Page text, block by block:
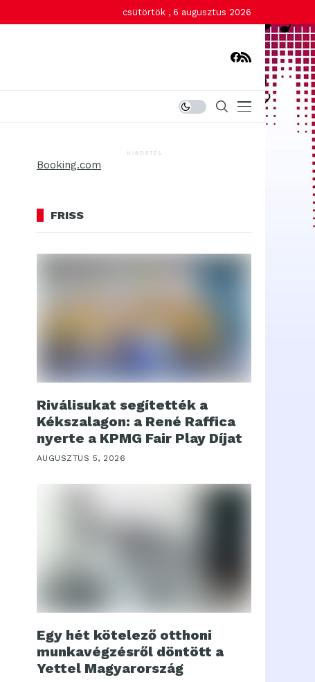
csütörtök , 6 augusztus 2026
HIRDETÉS
Booking.com
FRISS
Riválisukat segítették a
Kékszalagon: a René Raffica
nyerte a KPMG Fair Play Díjat
AUGUSZTUS 5, 2026
Egy hét kötelező otthoni
munkavégzésről döntött a
Yettel Magyarország